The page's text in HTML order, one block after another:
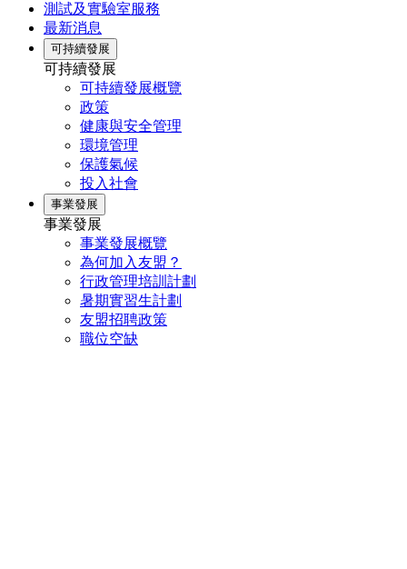
測試及實驗室服務
最新消息
可持續發展
可持續發展
可持續發展概覽
政策
健康與安全管理
環境管理
保護氣候
投入社會
事業發展
事業發展
事業發展概覽
為何加入友盟？
行政管理培訓計劃
暑期實習生計劃
友盟招聘政策
職位空缺